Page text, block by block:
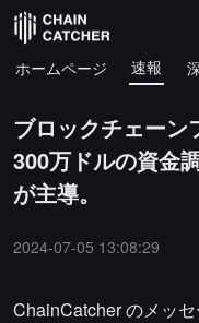
ホームページ 速報
ブロックチェー
300万ドルの資金
が主導。
2024-07-05 13:08:29
ChainCatcher のメッ